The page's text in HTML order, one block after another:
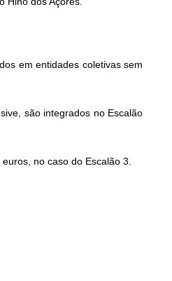
em entidades coletivas sem
são integrados no Escalão
no caso do Escalão 3.